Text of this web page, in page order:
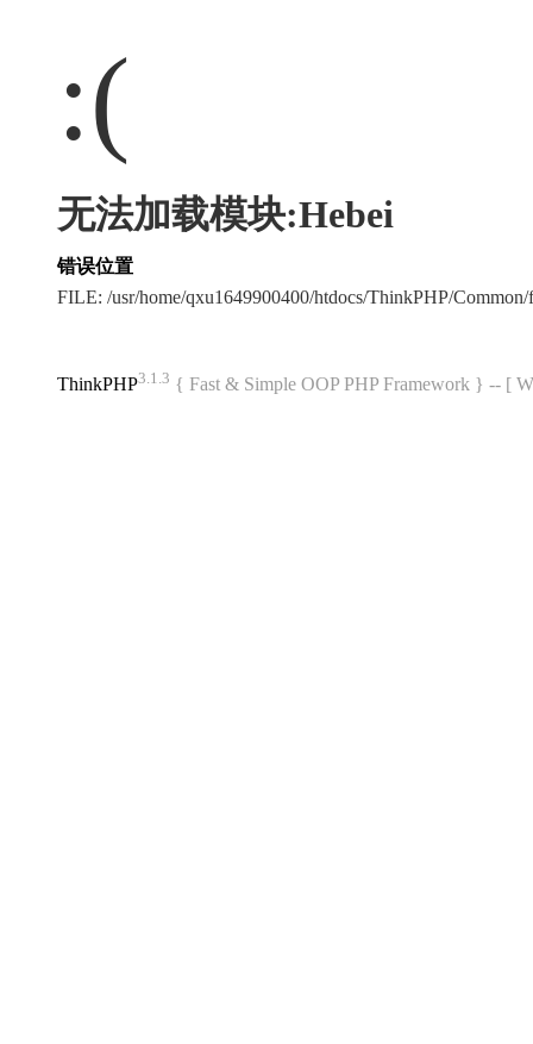
:(
无法加载模块:Hebei
错误位置
FILE: /usr/home/qxu1649900400/htdocs/ThinkPHP/
ThinkPHP3.1.3 { Fast & Simple OOP PHP Framework } -- [